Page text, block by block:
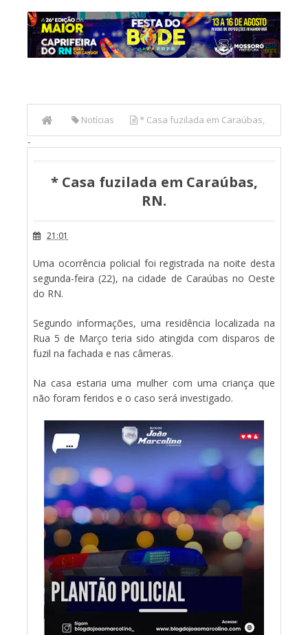
Notícias * Casa fuzilada em Caraúbas,
RN.
-
* Casa fuzilada em Caraúbas,
RN.
21:01
Uma ocorrência policial foi registrada na noite desta
segunda-feira (22), na cidade de Caraúbas no Oeste
do RN.
Segundo informações, uma residência localizada na
Rua 5 de Março teria sido atingida com disparos de
fuzil na fachada e nas câmeras.
Na casa estaria uma mulher com uma criança que
não foram feridos e o caso será investigado.